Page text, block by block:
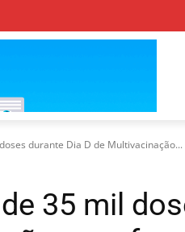
durante Dia D de Multivacinação...
35 mil